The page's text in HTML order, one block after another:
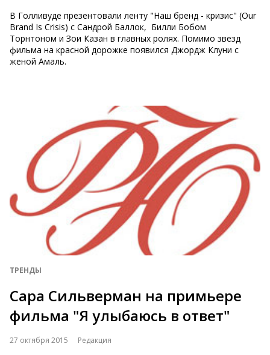
В Голливуде презентовали ленту "Наш бренд - кризис" (Our
Brand Is Crisis) с Сандрой Баллок, Билли Бобом
Торнтоном и Зои Казан в главных ролях. Помимо звезд
фильма на красной дорожке появился Джордж Клуни с
женой Амаль.
ТРЕНДЫ
Сара Сильверман на примьере
фильма "Я улыбаюсь в ответ"
27 октября 2015 Редакция